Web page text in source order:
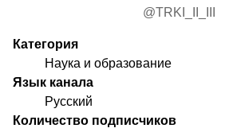
@TRKI_II_III
Категория
Наука и образование
Язык канала
Русский
Количество подписчиков